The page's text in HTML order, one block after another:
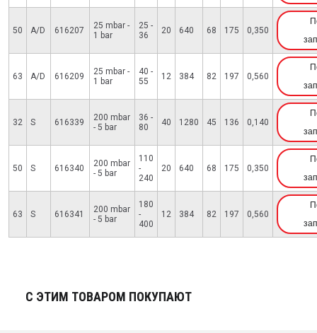
50 A/D 616207
25 mbar -
1 bar
25 -
36
20 640 68 175 0,350
63 A/D 616209
25 mbar -
1 bar
40 -
55
12 384 82 197 0,560
32 S 616339
200 mbar
- 5 bar
36 -
80
40 1280 45 136 0,140
50 S 616340
200 mbar
- 5 bar
110
-
240
20 640 68 175 0,350
63 S 616341
200 mbar
- 5 bar
180
-
400
12 384 82 197 0,560
С ЭТИМ ТОВАРОМ ПОКУПАЮТ